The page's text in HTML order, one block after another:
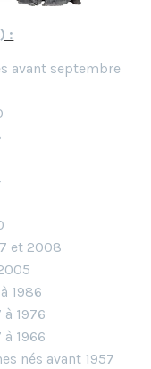
:
avant septembre
et 2008
1986
1976
1966
nés avant 1957